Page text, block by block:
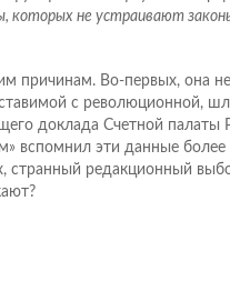
которых не устраивают
причинам. Во-первых, она
с революционной,
доклада Счетной палаты
вспомнил эти данные более
странный редакционный